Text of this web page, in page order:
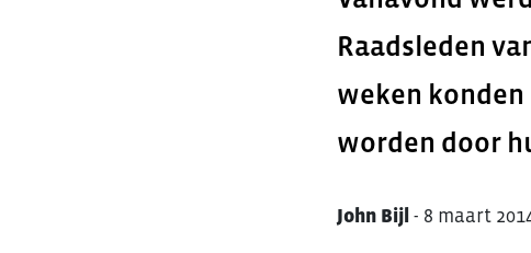
Raadsleden
weken
worden door
John Bijl - 8 maart